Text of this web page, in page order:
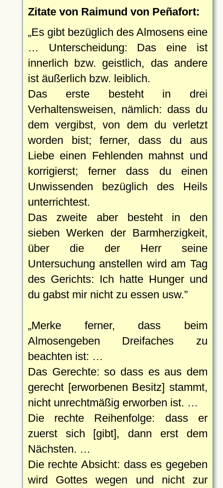
Zitate von Raimund von Peñafort:
Es gibt bezüglich des Almosens eine
… Unterscheidung: Das eine ist
innerlich bzw. geistlich, das andere
ist äußerlich bzw. leiblich.
Das erste besteht in drei
Verhaltensweisen, nämlich: dass du
dem vergibst, von dem du verletzt
worden bist; ferner, dass du aus
Liebe einen Fehlenden mahnst und
korrigierst; ferner dass du einen
Unwissenden bezüglich des Heils
unterrichtest.
Das zweite aber besteht in den
sieben Werken der Barmherzigkeit,
über die der Herr seine
Untersuchung anstellen wird am Tag
des Gerichts: Ich hatte Hunger und
du gabst mir nicht zu essen usw.
Merke ferner, dass beim
Almosengeben Dreifaches zu
beachten ist: …
Das Gerechte: so dass es aus dem
gerecht [erworbenen Besitz] stammt,
nicht unrechtmäßig erworben ist. …
Die rechte Reihenfolge: dass er
zuerst sich [gibt], dann erst dem
Nächsten. …
Die rechte Absicht: dass es gegeben
wird Gottes wegen und nicht zur